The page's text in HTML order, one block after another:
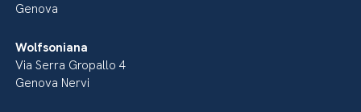
Genova
Wolfsoniana
Via Serra Gropallo 4
Genova Nervi